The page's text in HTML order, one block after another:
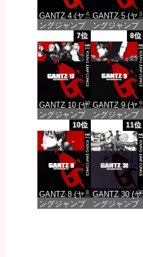
GANTZ 4 (ヤ
ングジャンプ
コミックス
DIGITAL)
価格：¥100
GANTZ 5 (ヤ
ングジャンプ
コミックス
DIGITAL)
価格：¥100
7位
GANTZ 10 (ヤ
ングジャンプ
コミックス
DIGITAL)
価格：¥100
8位
GANTZ 9 (ヤ
ングジャンプ
コミックス
DIGITAL)
価格：¥100
10位
GANTZ 8 (ヤ
ングジャンプ
11位
GANTZ 30 (ヤ
ングジャンプ